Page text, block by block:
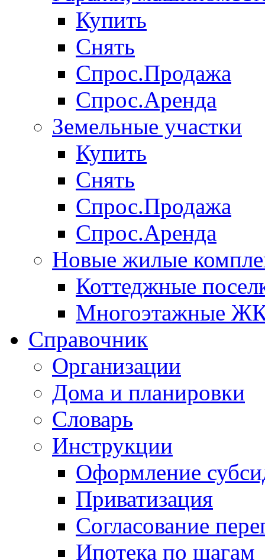
Купить
Снять
Спрос.Продажа
Спрос.Аренда
Земельные участки
Купить
Снять
Спрос.Продажа
Спрос.Аренда
Новые жилые
Коттеджные
Многоэтажные
Справочник
Организации
Дома и планировки
Словарь
Инструкции
Оформление
Приватизация
Согласование
Ипотека по шагам